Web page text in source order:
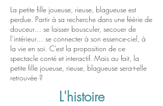
La petite fille joueuse, rieuse, blagueuse est
perdue. Partir à sa recherche dans une féérie de
douceur… se laisser bousculer, secouer de
l’intérieur… se connecter à son essence-ciel, à
la vie en soi. C’est la proposition de ce
spectacle conté et interactif. Mais au fait, la
petite fille joueuse, rieuse, blagueuse sera-t-elle
retrouvée ?
L'histoire